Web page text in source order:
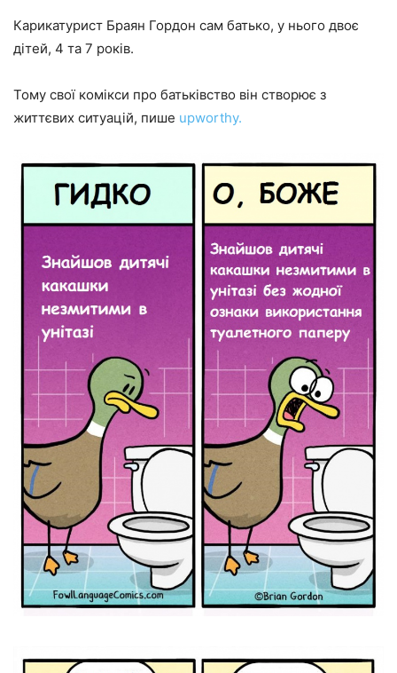
Карикатурист Браян Гордон сам батько, у нього двоє
дітей, 4 та 7 років.
Тому свої комікси про батьківство він створює з
життєвих ситуацій, пише upworthy.